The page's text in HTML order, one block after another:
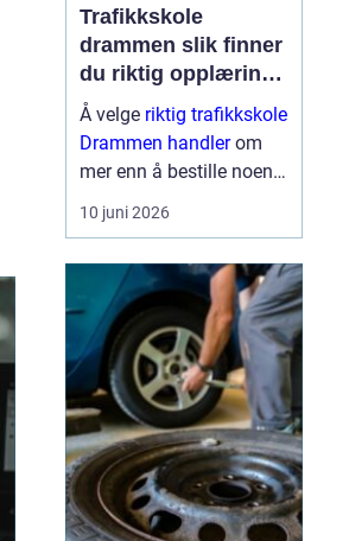
Trafikkskole
drammen slik finner
du riktig opplæring
til førerkortet
Å velge riktig trafikkskole
Drammen handlerom
mer enn å bestille noen
kjøretimer. For mange er
førerkortet en viktig
skole påvirker både hvor
trygg man blir som
sjåfør, hvor mye op...
10 juni 2026